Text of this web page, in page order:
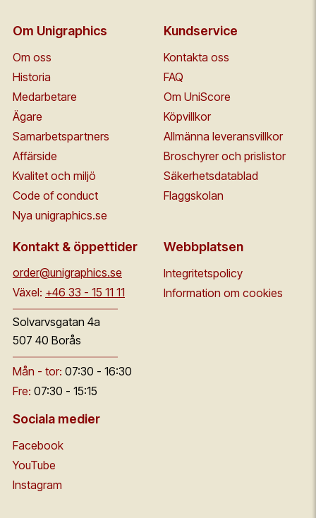
Om Unigraphics
Om oss
Historia
Medarbetare
Ägare
Samarbetspartners
Affärside
Kvalitet och miljö
Code of conduct
Nya unigraphics.se
Kundservice
Kontakta oss
FAQ
Om UniScore
Köpvillkor
Allmänna leveransvillkor
Broschyrer och prislistor
Säkerhetsdatablad
Flaggskolan
Kontakt & öppettider
order@unigraphics.se
Växel: +46 33 - 15 11 11
Solvarvsgatan 4a
507 40 Borås
Mån - tor: 07:30 - 16:30
Fre: 07:30 - 15:15
Webbplatsen
Integritetspolicy
Information om cookies
Sociala medier
Facebook
YouTube
Instagram